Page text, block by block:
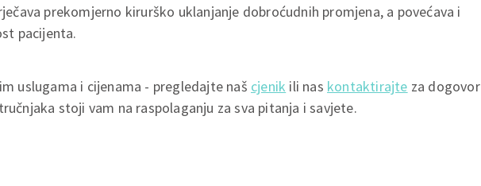
prekomjerno kirurško uklanjanje dobroćudnih promjena, a povećava i
pacijenta.
uslugama i cijenama - pregledajte naš cjenik ili nas kontaktirajte za dogovor
stoji vam na raspolaganju za sva pitanja i savjete.